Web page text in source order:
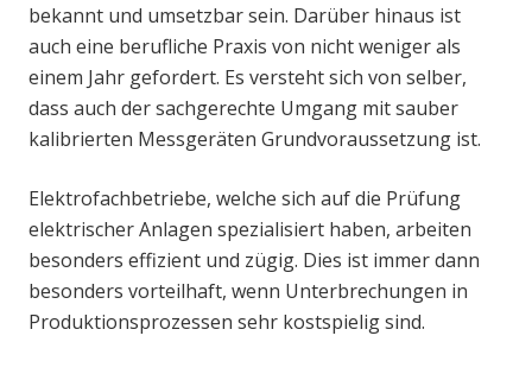
bekannt und umsetzbar sein. Darüber hinaus ist
auch eine berufliche Praxis von nicht weniger als
einem Jahr gefordert. Es versteht sich von selber,
dass auch der sachgerechte Umgang mit sauber
kalibrierten Messgeräten Grundvoraussetzung ist.
Elektrofachbetriebe, welche sich auf die Prüfung
elektrischer Anlagen spezialisiert haben, arbeiten
besonders effizient und zügig. Dies ist immer dann
besonders vorteilhaft, wenn Unterbrechungen in
Produktionsprozessen sehr kostspielig sind.